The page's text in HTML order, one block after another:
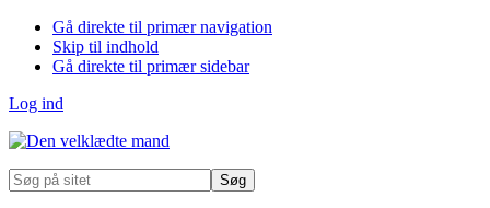
Gå direkte til primær navigation
Skip til indhold
Gå direkte til primær sidebar
Log ind
Søg
på